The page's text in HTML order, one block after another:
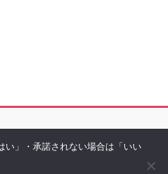
」・承諾されない場合は「いい